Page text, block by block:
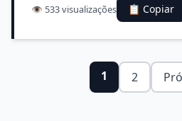
👁️ 533 visualizações 📋 Copiar
1 2